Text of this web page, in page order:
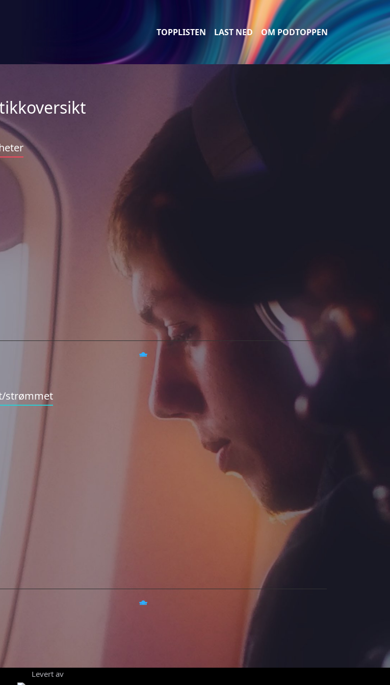
TOPPLISTEN LAST NED OM PODTOPPEN
strømmet
Levert av